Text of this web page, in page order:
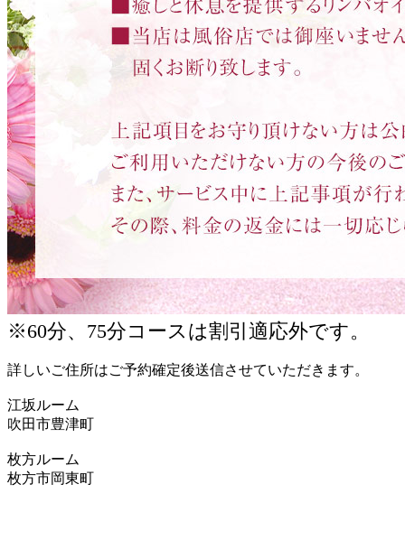
※60分、75分コースは割引適応外です。
詳しいご住所はご予約確定後送信させていただきます。
江坂ルーム
吹田市豊津町
枚方ルーム
枚方市岡東町